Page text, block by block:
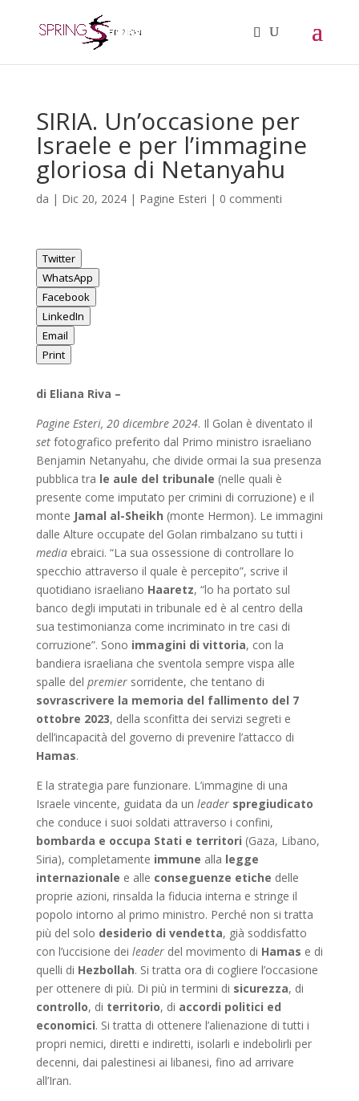
SIRIA. Un’occasione per
Israele e per l’immagine
gloriosa di Netanyahu
da | Dic 20, 2024| Pagine Esteri | 0 commenti
Twitter
WhatsApp
Facebook
LinkedIn
Email
Print
di Eliana Riva –
Pagine Esteri, 20 dicembre 2024. Il Golan è diventato il
setfotografico preferito dal Primo ministro israeliano
Benjamin Netanyahu, che divide ormai la sua presenza
pubblica tra le aule del tribunale (nelle quali è
presente come imputato per crimini di corruzione) e il
monte Jamal al-Sheikh (monte Hermon). Le immagini
dalle Alture occupate del Golan rimbalzano su tutti i
mediaebraici. “La sua ossessione di controllare lo
specchio attraverso il quale è percepito”, scrive il
quotidiano israeliano Haaretz, “lo ha portato sul
banco degli imputati in tribunale ed è al centro della
sua testimonianza come incriminato in tre casi di
corruzione”. Sono immagini di vittoria, con la
bandiera israeliana che sventola sempre vispa alle
spalle del premiersorridente, che tentano di
sovrascrivere la memoria del fallimento del 7
ottobre 2023, della sconfitta dei servizi segreti e
dell’incapacità del governo di prevenire l’attacco di
Hamas.
E la strategia pare funzionare. L’immagine di una
Israele vincente, guidata da un leader spregiudicato
che conduce i suoi soldati attraverso i confini,
bombarda e occupa Stati e territori (Gaza, Libano,
Siria), completamente immune alla legge
internazionale e alle conseguenze etiche delle
proprie azioni, rinsalda la fiducia interna e stringe il
popolo intorno al primo ministro. Perché non si tratta
più del solo desiderio di vendetta, già soddisfatto
con l’uccisione dei leaderdel movimento di Hamas e di
quelli di Hezbollah. Si tratta ora di cogliere l’occasione
per ottenere di più. Di più in termini di sicurezza, di
controllo, di territorio, di accordi politici ed
economici. Si tratta di ottenere l’alienazione di tutti i
propri nemici, diretti e indiretti, isolarli e indebolirli per
decenni, dai palestinesi ai libanesi, fino ad arrivare
all’Iran.